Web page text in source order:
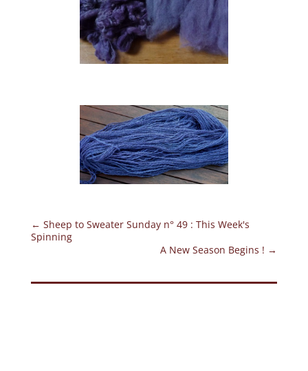
← Sheep to Sweater Sunday n° 49 : This Week's
Spinning
A New Season Begins ! →